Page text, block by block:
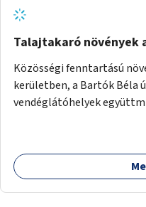
Talajtakaró növények
Közösségi fenntartású
kerületben, a Bartók Béla
vendéglátóhelyek